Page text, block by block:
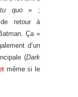
quo» ;
retour à
Ça «
d’un
(Dark
même si le